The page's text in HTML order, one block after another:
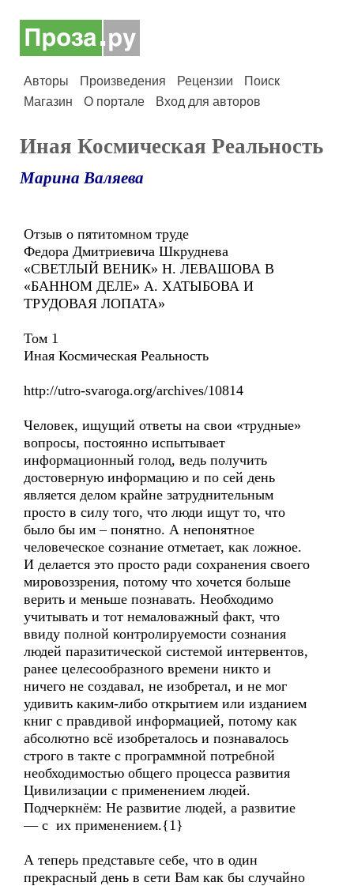
Авторы Произведения Рецензии
Поиск
Магазин
О портале Вход для авторов
Иная Космическая Реальность
Марина Валяева
Отзыв о пятитомном труде
Федора Дмитриевича Шкруднева
«СВЕТЛЫЙ ВЕНИК» Н. ЛЕВАШОВА В
«БАННОМ ДЕЛЕ» А. ХАТЫБОВА И
ТРУДОВАЯ ЛОПАТА»
Том 1
Иная Космическая Реальность
http://utro-svaroga.org/archives/10814
Человек, ищущий ответы на свои «трудные»
вопросы, постоянно испытывает
информационный голод, ведь получить
достоверную информацию и по сей день
является делом крайне затруднительным
просто в силу того, что люди ищут то, что
было бы им – понятно. А непонятное
человеческое сознание отметает, как ложное.
И делается это просто ради сохранения своего
мировоззрения, потому что хочется больше
верить и меньше познавать. Необходимо
учитывать и тот немаловажный факт, что
ввиду полной контролируемости сознания
людей паразитической системой интервентов,
ранее целесообразного времени никто и
ничего не создавал, не изобретал, и не мог
удивить каким-либо открытием или изданием
книг с правдивой информацией, потому как
абсолютно всё изобреталось и познавалось
строго в такте с программной потребной
необходимостью общего процесса развития
Цивилизации с применением людей.
Подчеркнём: Не развитие людей, а развитие
— с их применением.{1}
А теперь представьте себе, что в один
прекрасный день в сети Вам как бы случайно